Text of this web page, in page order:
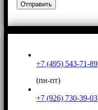
+7 (495) 543-71-89
(пн-пт)
+7 (926) 730-39-03